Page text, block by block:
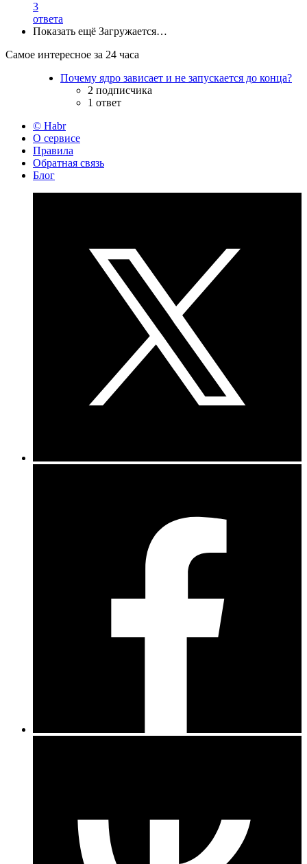
3
ответа
Показать ещё Загружается…
Самое интересное за 24 часа
Почему ядро зависает и не запускается до конца?
2 подписчика
1 ответ
© Habr
О сервисе
Правила
Обратная связь
Блог